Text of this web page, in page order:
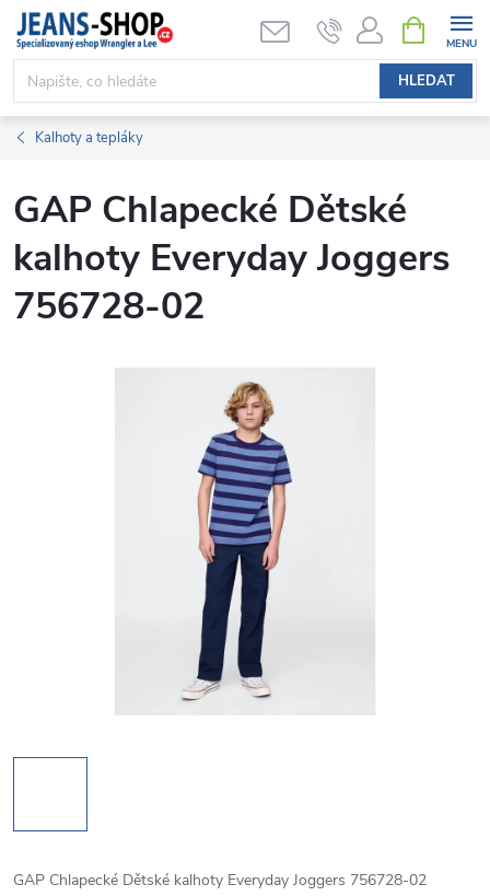
Přejít
obsah
HLEDAT
NÁKUPNÍ
KOŠÍK
Kalhoty a tepláky
GAP Chlapecké Dětské
kalhoty Everyday Joggers
756728-02
GAP Chlapecké Dětské kalhoty Everyday Joggers 756728-02